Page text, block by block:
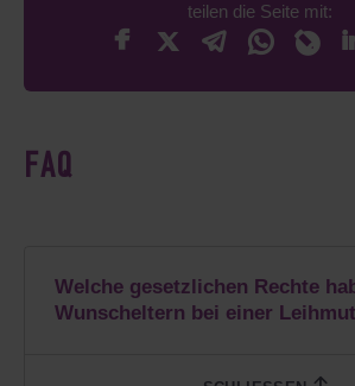
teilen die Seite mit:
FAQ
Welche gesetzlichen Rechte
Wunscheltern bei einer